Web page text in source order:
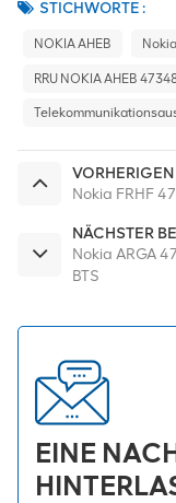
STICHWORTE :
NOKIA AHEB
RRU NOKIA AHEB
Nokia FRHF
NÄCHSTER
Nokia ARGA
BTS
EINE